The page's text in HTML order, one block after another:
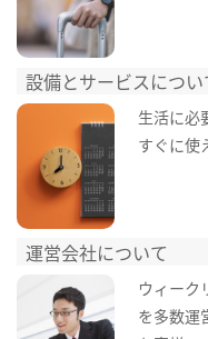
設備とサービスについ
生活に必
すぐに使
運営会社について
ウィーク
を多数運